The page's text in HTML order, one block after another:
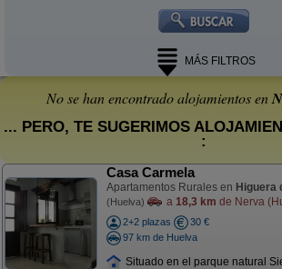
MÁS FILTROS
No se han encontrado alojamientos en
... PERO, TE SUGERIMOS
:
Casa Carmela
Apartamentos Rurales en Higuera
(Huelva) a 18,3 km de Nerva
2+2 plazas
30 €
97 km de Huelva
Situado en el parque natural